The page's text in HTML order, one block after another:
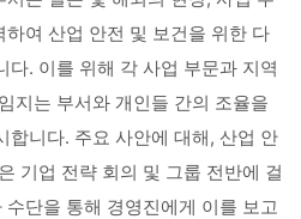
여 산업 안전 및 보건을 위한 다
다. 이를 위해 각 사업 부문과 지역
지는 부서와 개인들 간의 조율을
합니다. 주요 사안에 대해, 산업 안
기업 전략 회의 및 그룹 전반에 걸
단을 통해 경영진에게 이를 보고